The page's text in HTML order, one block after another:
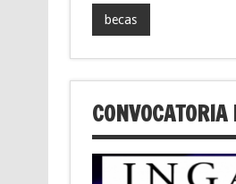
becas